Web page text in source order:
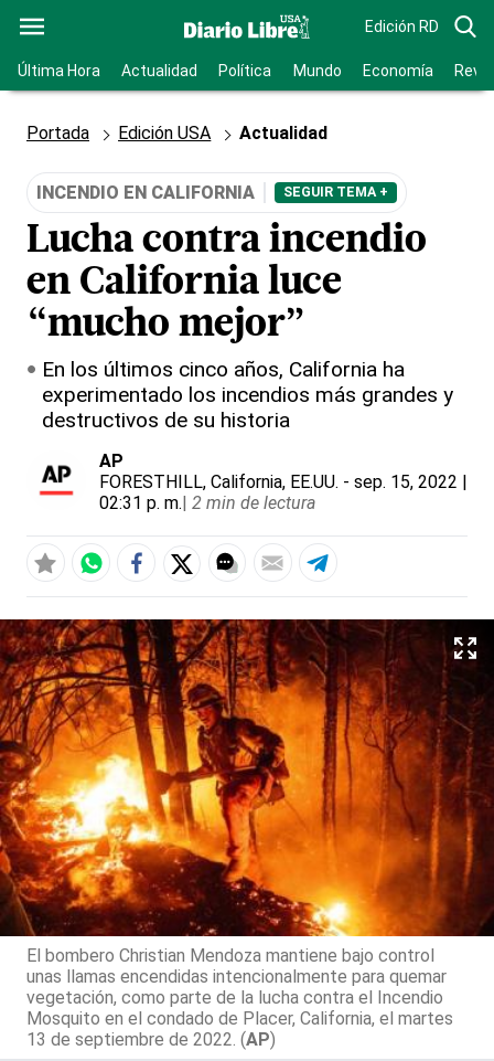
Edición RD
Última Hora Actualidad Política Mundo Economía
Portada Edición USA Actualidad
INCENDIO EN CALIFORNIA SEGUIR TEMA +
Lucha contra incendio
en California luce
“mucho mejor”
En los últimos cinco años, California ha
experimentado los incendios más grandes y
destructivos de su historia
AP
FORESTHILL, California, EE.UU. - sep. 15, 2022 |
02:31 p. m.| 2 min de lectura
El bombero Christian Mendoza mantiene bajo control
unas llamas encendidas intencionalmente para quemar
vegetación, como parte de la lucha contra el Incendio
Mosquito en el condado de Placer, California, el martes
13 de septiembre de 2022. (AP)